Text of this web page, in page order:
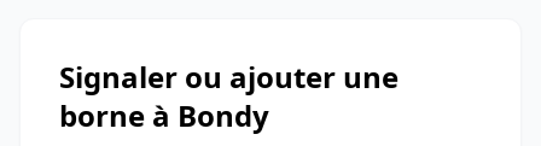
Signaler ou ajouter une
borne à Bondy